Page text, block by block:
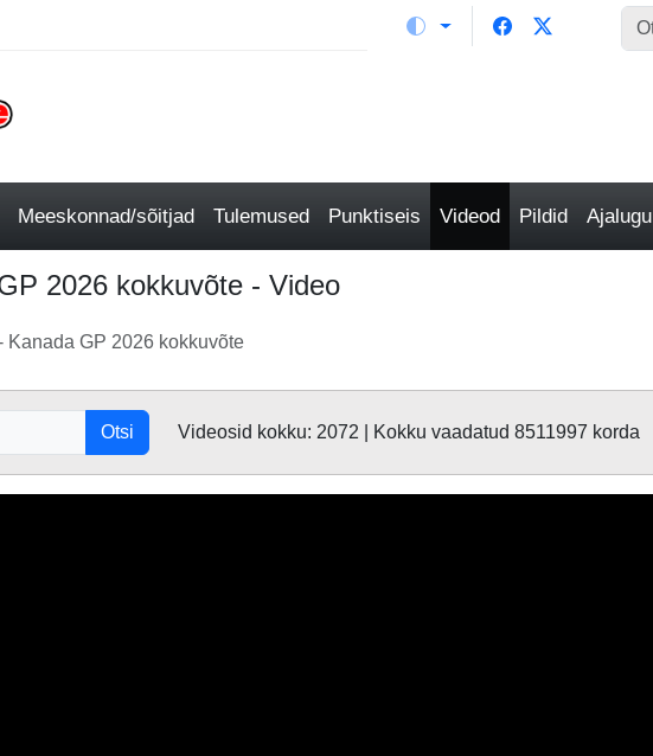
Meeskonnad/sõitjad Tulemused Punktiseis Videod Pildid Ajalugu
2026 kokkuvõte - Video
Kanada GP 2026 kokkuvõte
Otsi Videosid kokku: 2072 | Kokku vaadatud 8511997 korda